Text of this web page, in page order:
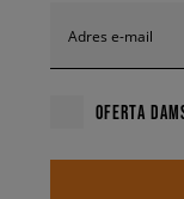
Adres e-mail
OFERTA